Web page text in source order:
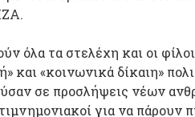
όλα τα στελέχη και οι
και «κοινωνικά δίκαιη»
σε προσλήψεις νέων
για να πάρουν